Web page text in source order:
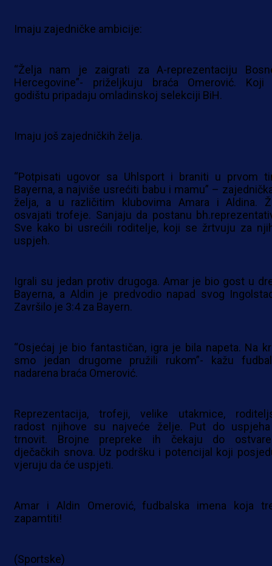
Imaju zajedničke ambicije:
“Želja nam je zaigrati za A-reprezentaciju
Hercegovine”- priželjkuju braća Omerović. Koji
godištu pripadaju omladinskoj selekciji BiH.
Imaju još zajedničkih želja.
“Potpisati ugovor sa Uhlsport i braniti u prvom
Bayerna, a najviše usrećiti babu i mamu” –
želja, a u različitim klubovima Amara i Aldina.
osvajati trofeje. Sanjaju da postanu
Sve kako bi usrećili roditelje, koji se žrtvuju za
uspjeh.
Igrali su jedan protiv drugoga. Amar je bio gost u
Bayerna, a Aldin je predvodio napad svog
Završilo je 3:4 za Bayern.
“Osjećaj je bio fantastičan, igra je bila napeta. Na
smo jedan drugome pružili rukom”- kažu
nadarena braća Omerović.
Reprezentacija, trofeji, velike utakmice,
radost njihove su najveće želje. Put do
trnovit. Brojne prepreke ih čekaju do
dječačkih snova. Uz podršku i potencijal koji
vjeruju da će uspjeti.
Amar i Aldin Omerović, fudbalska imena koja
zapamtiti!
(Sportske)